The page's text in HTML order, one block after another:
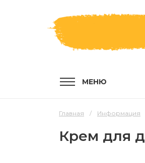
МЕНЮ
Главная Информация
Крем для